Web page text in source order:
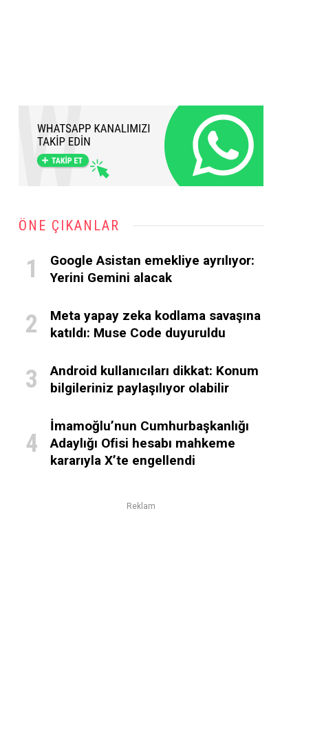
ÖNE ÇIKANLAR
Google Asistan emekliye ayrılıyor:
Yerini Gemini alacak
Meta yapay zeka kodlama savaşına
katıldı: Muse Code duyuruldu
Android kullanıcıları dikkat: Konum
bilgileriniz paylaşılıyor olabilir
İmamoğlu’nun Cumhurbaşkanlığı
Adaylığı Ofisi hesabı mahkeme
kararıyla X’te engellendi
Reklam